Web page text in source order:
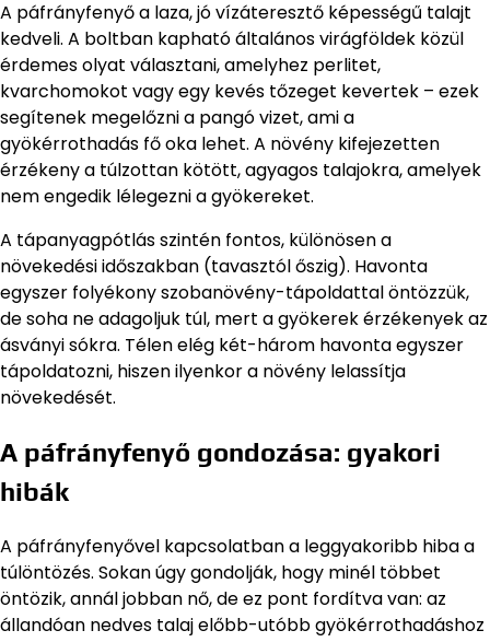
A páfrányfenyő a laza, jó vízáteresztő képességű talajt
kedveli. A boltban kapható általános virágföldek közül
érdemes olyat választani, amelyhez perlitet,
kvarchomokot vagy egy kevés tőzeget kevertek – ezek
segítenek megelőzni a pangó vizet, ami a
gyökérrothadás fő oka lehet. A növény kifejezetten
érzékeny a túlzottan kötött, agyagos talajokra, amelyek
nem engedik lélegezni a gyökereket.
A tápanyagpótlás szintén fontos, különösen a
növekedési időszakban (tavasztól őszig). Havonta
egyszer folyékony szobanövény-tápoldattal öntözzük,
de soha ne adagoljuk túl, mert a gyökerek érzékenyek az
ásványi sókra. Télen elég két-három havonta egyszer
tápoldatozni, hiszen ilyenkor a növény lelassítja
növekedését.
A páfrányfenyő gondozása: gyakori
hibák
A páfrányfenyővel kapcsolatban a leggyakoribb hiba a
túlöntözés. Sokan úgy gondolják, hogy minél többet
öntözik, annál jobban nő, de ez pont fordítva van: az
állandóan nedves talaj előbb-utóbb gyökérrothadáshoz